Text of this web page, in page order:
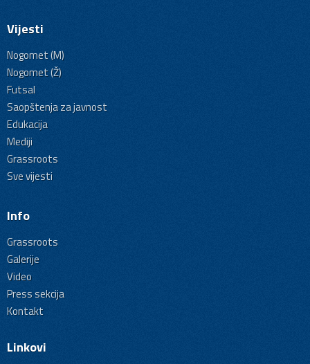
Vijesti
Nogomet (M)
Nogomet (Ž)
Futsal
Saopštenja za javnost
Edukacija
Mediji
Grassroots
Sve vijesti
Info
Grassroots
Galerije
Video
Press sekcija
Kontakt
Linkovi